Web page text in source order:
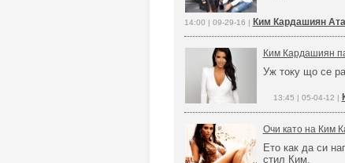
14:00 | 09-29-16 | Ким Кардашиян
Ким Кардашиян
Уж току що се
13:45 | 05-04-12 |
Очи като на Ким
Ето как да си
стил Ким.